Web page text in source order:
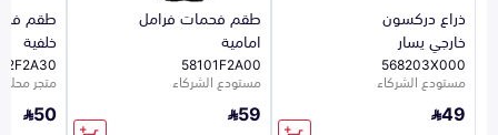
ذراع دركسون
خارجي يسار
568203X000
مستودع الشركاء
49
طقم فحمات فرامل
امامية
58101F2A00
مستودع الشركاء
59
طقم
خلفية
متجر محلي
50